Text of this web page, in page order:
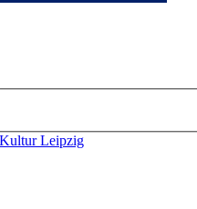
Leipzig